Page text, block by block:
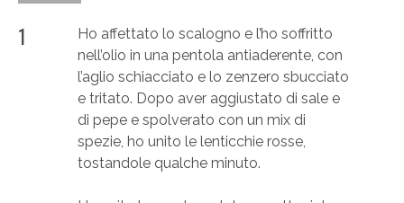
1
Ho affettato lo scalogno e l’ho soffritto
nell’olio in una pentola antiaderente, con
l’aglio schiacciato e lo zenzero sbucciato
e tritato. Dopo aver aggiustato di sale e
di pepe e spolverato con un mix di
spezie, ho unito le lenticchie rosse,
tostandole qualche minuto.